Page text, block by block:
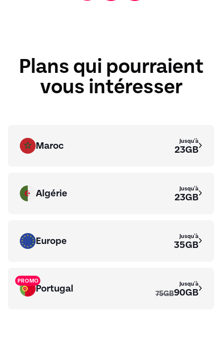
Plans qui pourraient
vous intéresser
Maroc Jusqu'à
23GB
Algérie Jusqu'à
23GB
Europe Jusqu'à
35GB
PROMO
Portugal 75GB
Jusqu'à
90GB